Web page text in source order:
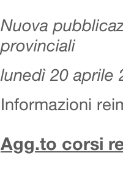
Nuova
provinciali
lunedì 20 aprile
Informazioni
Agg.to corsi